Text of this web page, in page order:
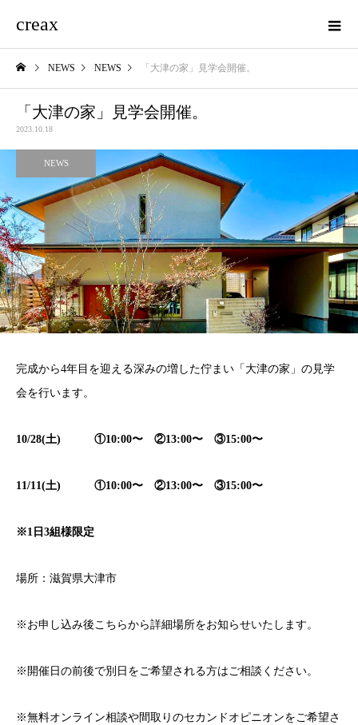
creax
NEWS NEWS 「大津の家」見学会開催。
「大津の家」見学会開催。
2023.10.18
NEWS
完成から4年目を迎える深みの増した佇まい「大津の家」の見学
会を行います。
10/28(土) ①10:00〜 ②13:00〜 ③15:00〜
11/11(土) ①10:00〜 ②13:00〜 ③15:00〜
※1日3組様限定
場所：滋賀県大津市
※お申し込み後こちらから詳細場所をお知らせいたします。
※開催日の前後で別日をご希望される方はご相談ください。
※無料オンライン相談や間取りのセカンドオピニオンをご希望さ